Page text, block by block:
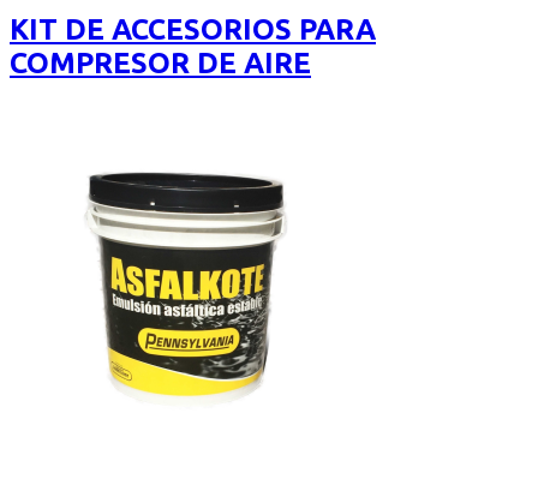
KIT DE ACCESORIOS PARA
COMPRESOR DE AIRE